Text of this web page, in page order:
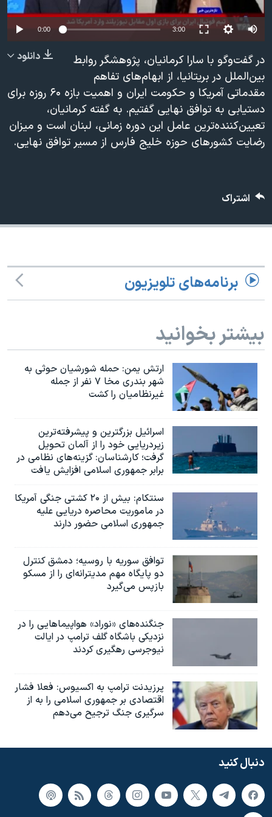
فرهنگ و زندگی
حقوق شهروندی
اقتصادی
علم و فناوری
اسرائیل در جنگ
گالری عکس
آرشیو پخش زنده
مستندها
انتخابات ریاست جمهوری آمریکا ۲۰۲۴
حمله جمهوری اسلامی به اسرائیل
رمز مهسا
ورزش زنان در ایران
اعتراضات زن، زندگی، آزادی
مجموعه مستندهای دادخواهی
قانون شفافیت دارائی کادر رهبری ایران
اسرائیل در جنگ
صفحه‌های ویژه
سفر پرزیدنت ترامپ به چین
دنبال کنید
زبانهای مختلف
Auto
240p
360p
480p
720p
1080p
0:00 3:00 Auto
480p
720p
دانلود
در گفت‌وگو با سارا کرمانیان، پژوهشگر روابط
بین‌الملل در بریتانیا، از ابهام‌های تفاهم
مقدماتی آمریکا و حکومت ایران و اهمیت بازه ۶۰ روزه برای
دستیابی به توافق نهایی گفتیم. به گفته کرمانیان،
تعیین‌کننده‌ترین عامل این دوره زمانی، لبنان است و میزان
رضایت کشورهای حوزه خلیج فارس از مسیر توافق نهایی.
اشتراک
برنامه‌های تلویزیون
بیشتر بخوانید
ارتش یمن: حمله شورشیان حوثی به
شهر بندری مخا ۷ نفر از جمله
غیرنظامیان را کشت
اسرائيل بزرگترین و پیشرفته‌ترین
زیردریایی خود را از آلمان تحویل
گرفت؛ کارشناسان: گزینه‌های نظامی در
برابر جمهوری اسلامی افزایش یافت
سنتکام: بیش از ۲۰ کشتی جنگی آمریکا
در ماموریت محاصره دریایی علیه
جمهوری اسلامی حضور دارند
توافق سوریه با روسیه؛ دمشق کنترل
دو پایگاه مهم مدیترانه‌ای را از مسکو
بازپس می‌گیرد
جنگنده‌های «نوراد» هواپیماهایی را در
نزدیکی باشگاه گلف ترامپ در ایالت
نیوجرسی رهگیری کردند
پرزیدنت ترامپ به اکسیوس: فعلا فشار
اقتصادی بر جمهوری اسلامی را به از
سرگیری جنگ ترجیح می‌دهم
دنبال کنید